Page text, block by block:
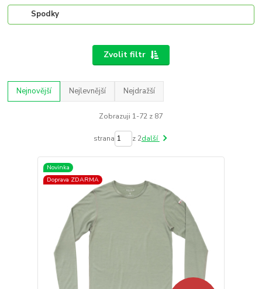
Spodky
Zvolit filtr
Nejnovější Nejlevnější Nejdražší
Zobrazuji 1-72 z 87
strana z 2další
Novinka
Doprava ZDARMA